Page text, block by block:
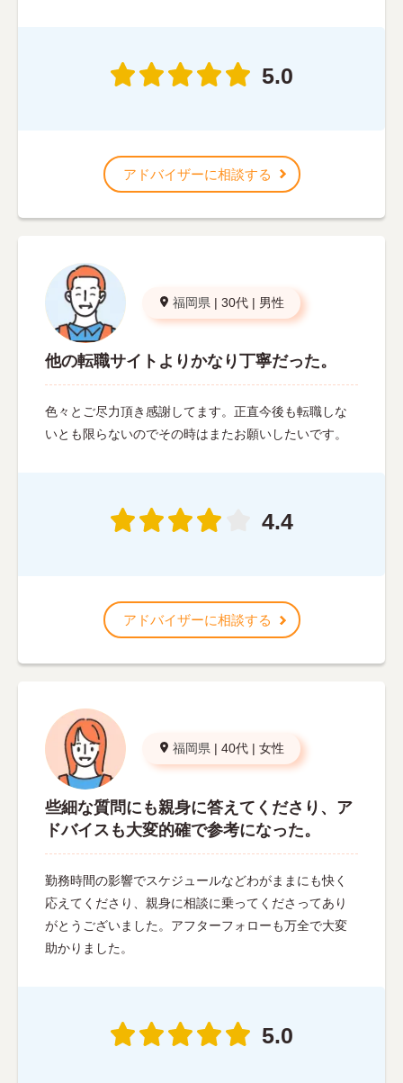
5.0
アドバイザーに相談する
福岡県 | 30代 | 男性
他の転職サイトよりかなり丁寧だった。
色々とご尽力頂き感謝してます。正直今後も転職しな
いとも限らないのでその時はまたお願いしたいです。
4.4
アドバイザーに相談する
福岡県 | 40代 | 女性
些細な質問にも親身に答えてくださり、ア
ドバイスも大変的確で参考になった。
勤務時間の影響でスケジュールなどわがままにも快く
応えてくださり、親身に相談に乗ってくださってあり
がとうございました。アフターフォローも万全で大変
助かりました。
5.0